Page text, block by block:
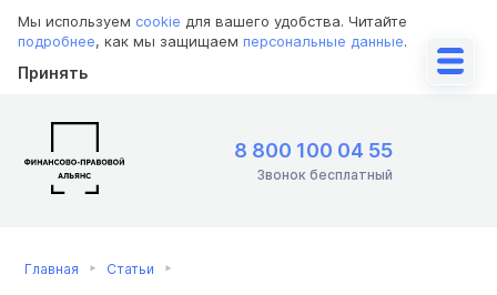
Мы используем cookie для вашего удобства. Читайте
подробнее, как мы защищаем персональные данные.
Принять
8 800 100 04 55
Звонок бесплатный
Главная Статьи